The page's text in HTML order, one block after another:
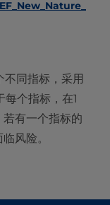
不同指标，采用
个指标，在1
有一个指标的
风险。